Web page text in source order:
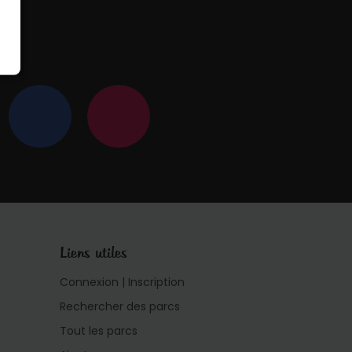
Liens utiles
Connexion | Inscription
Rechercher des parcs
Tout les parcs